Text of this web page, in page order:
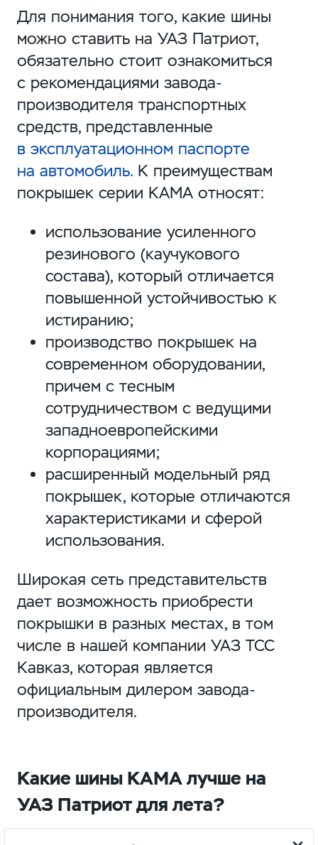
Для понимания того, какие шины
можно ставить на УАЗ Патриот,
обязательно стоит ознакомиться
с рекомендациями завода-
производителя транспортных
средств, представленные
в эксплуатационном паспорте
на автомобиль.К преимуществам
покрышек серии КАМА относят:
использование усиленного
резинового (каучукового
состава), который отличается
повышенной устойчивостью к
истиранию;
производство покрышек на
современном оборудовании,
причем с тесным
сотрудничеством с ведущими
западноевропейскими
корпорациями;
расширенный модельный ряд
покрышек, которые отличаются
характеристиками и сферой
использования.
Широкая сеть представительств
дает возможность приобрести
покрышки в разных местах, в том
числе в нашей компании УАЗ ТСС
Кавказ, которая является
официальным дилером завода-
производителя.
Какие шины КАМА лучше на
УАЗ Патриот для лета?